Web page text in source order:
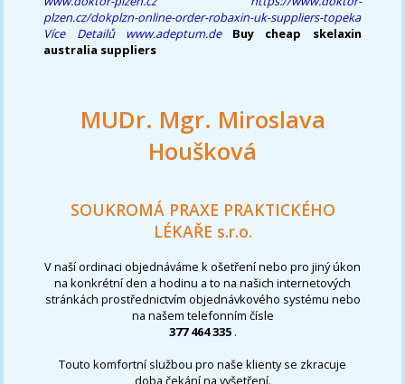
plzen.cz/dokplzn-online-order-robaxin-uk-suppliers-topeka
Více Detailů
www.adeptum.de
Buy cheap skelaxin
australia suppliers
MUDr. Mgr. Miroslava
Houšková
SOUKROMÁ PRAXE PRAKTICKÉHO
LÉKAŘE s.r.o.
V naší ordinaci objednáváme k ošetření nebo pro jiný úkon
na konkrétní den a hodinu a to na našich internetových
stránkách prostřednictvím objednávkového systému nebo
na našem telefonním čísle
377 464 335 .
Touto komfortní službou pro naše klienty se zkracuje
doba čekání na vyšetření.